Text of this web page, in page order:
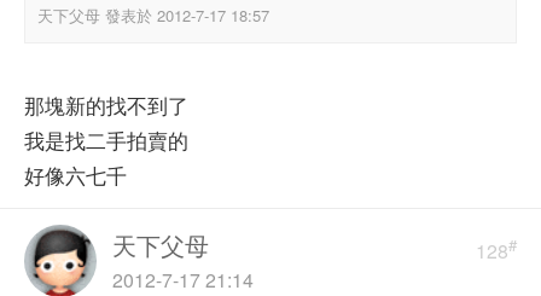
天下父母 發表於 2012-7-17 18:57
那塊新的找不到了
我是找二手拍賣的
好像六七千
128#
天下父母
2012-7-17 21:14